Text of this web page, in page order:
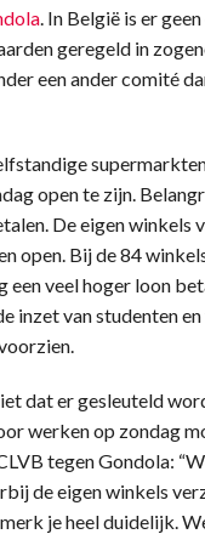
. In België is er
geregeld in
een ander comité
open te zijn.
De eigen winkels
open. Bij de 84
een veel hoger loon
inzet van studenten
dat er gesleuteld
werken op zondag
tegen Gondola:
de eigen winkels
je heel duidelijk.